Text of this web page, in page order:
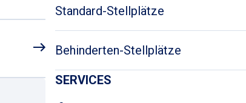
Standard-Stellplätze
Behinderten-Stellplätze
SERVICES